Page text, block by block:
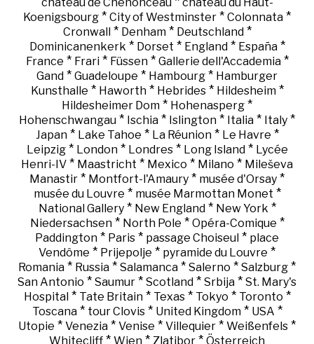
Koenigsbourg * City of Westminster * Colonnata *
Cronwall* Denham* Deutschland*
Dominicanenkerk * Dorset * England* España*
France * Frari* Füssen* Gallerie dell'Accademia*
Gand * Guadeloupe * Hambourg * Hamburger
Kunsthalle * Haworth* Hebrides* Hildesheim*
Hildesheimer Dom * Hohenasperg *
Hohenschwangau * Ischia * Islington * Italia * Italy *
Japan* Lake Tahoe * La Réunion* Le Havre *
Leipzig* London* Londres* Long Island* Lycée
Henri-IV * Maastricht * Mexico * Milano * Mileševa
Manastir * Montfort-l'Amaury * musée d'Orsay *
musée du Louvre * musée Marmottan Monet *
National Gallery* New England* New York *
Niedersachsen* North Pole * Opéra-Comique *
Paddington * Paris * passage Choiseul * place
Vendôme * Prijepolje * pyramide du Louvre *
Romania * Russia * Salamanca * Salerno * Salzburg *
San Antonio * Saumur * Scotland * Srbija * St. Mary's
Hospital* Tate Britain* Texas* Tokyo * Toronto *
Toscana* tour Clovis* United Kingdom* USA *
Utopie * Venezia * Venise * Villequier * Weißenfels *
Whitecliff * Wien * Zlatibor * Österreich